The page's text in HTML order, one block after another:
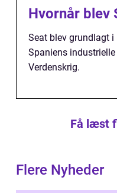
Hvornår blev
Seat blev grundlagt
Spaniens
Verdenskrig.
Få læst
Flere Nyheder